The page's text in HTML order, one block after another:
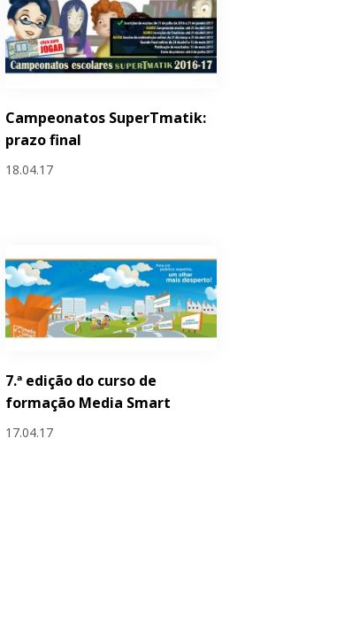
Campeonatos SuperTmatik:
prazo final
18.04.17
7.ª edição do curso de
formação Media Smart
17.04.17